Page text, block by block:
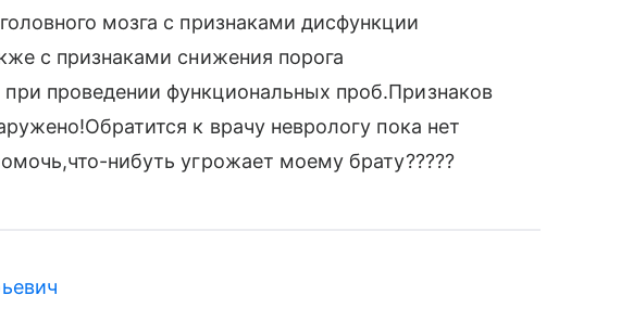
мозга с признаками дисфункции
с признаками снижения порога
проведении функциональных проб.Признаков
к врачу неврологу пока нет
нибуть угрожает моему брату?????